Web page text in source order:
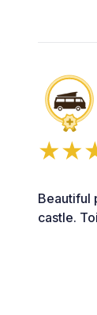
Beautiful
castle.